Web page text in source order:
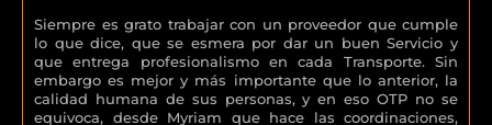
Siempre es grato trabajar con un proveedor que cumple
lo que dice, que se esmera por dar un buen Servicio y
que entrega profesionalismo en cada Transporte. Sin
embargo es mejor y más importante que lo anterior, la
calidad humana de sus personas, y en eso OTP no se
equivoca, desde Myriam que hace las coordinaciones,